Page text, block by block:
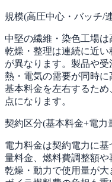
規模(高圧中心・バッチ/
中堅の繊維・染色工場は
乾燥・整理は連続に近
が異なります。製品や
熱・電気の需要が同時
基本料金を左右するた
点になります。
契約区分(基本料金+電力
電力料金は契約電力に
量料金、燃料費調整額や
乾燥・動力で使用量が大